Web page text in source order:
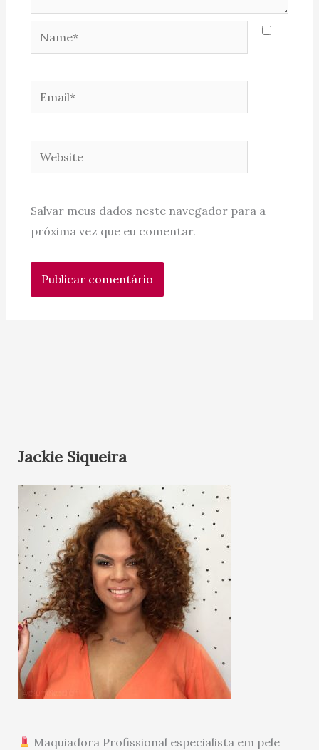
Website
Salvar meus dados neste navegador para a
próxima vez que eu comentar.
Jackie Siqueira
Maquiadora Profissional especialista em pele